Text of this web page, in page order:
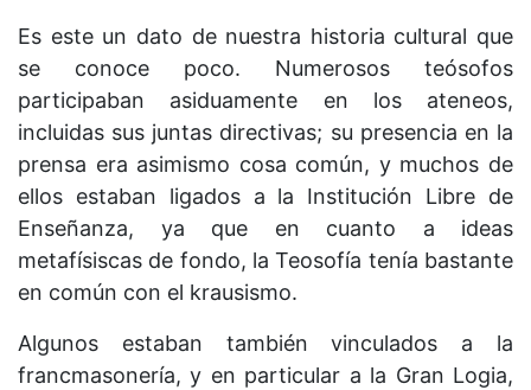
Es este un dato de nuestra historia cultural que
se conoce poco. Numerosos teósofos
participaban asiduamente en los ateneos,
incluidas sus juntas directivas; su presencia en la
prensa era asimismo cosa común, y muchos de
ellos estaban ligados a la Institución Libre de
Enseñanza, ya que en cuanto a ideas
metafísiscas de fondo, la Teosofía tenía bastante
en común con el krausismo.
Algunos estaban también vinculados a la
francmasonería, y en particular a la Gran Logia,